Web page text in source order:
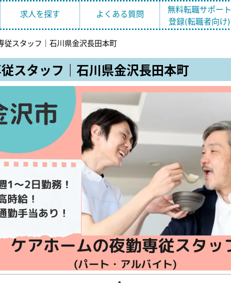
求人を探す よくある質問
無料転職サポート
登録(転職者向け)
従スタッフ｜石川県金沢長田本町
スタッフ｜石川県金沢長田本町